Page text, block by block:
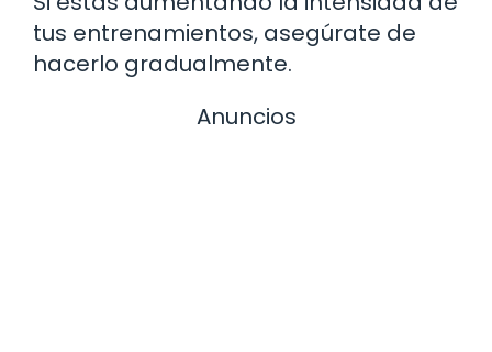
tus entrenamientos, asegúrate de
hacerlo gradualmente.
Anuncios